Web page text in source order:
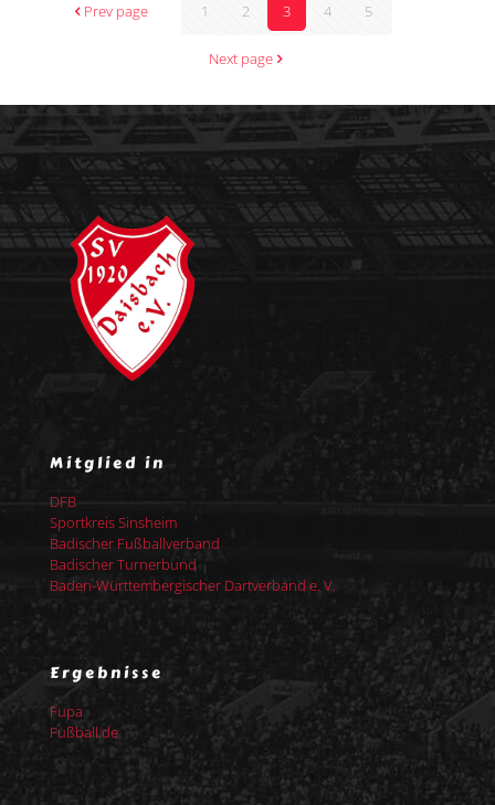
Prev page 1 2 3 4 5
Next page
Mitglied in
DFB
Sportkreis Sinsheim
Badischer Fußballverband
Badischer Turnerbund
Baden-Württembergischer Dartverband e. V.
Ergebnisse
Fupa
Fußball.de